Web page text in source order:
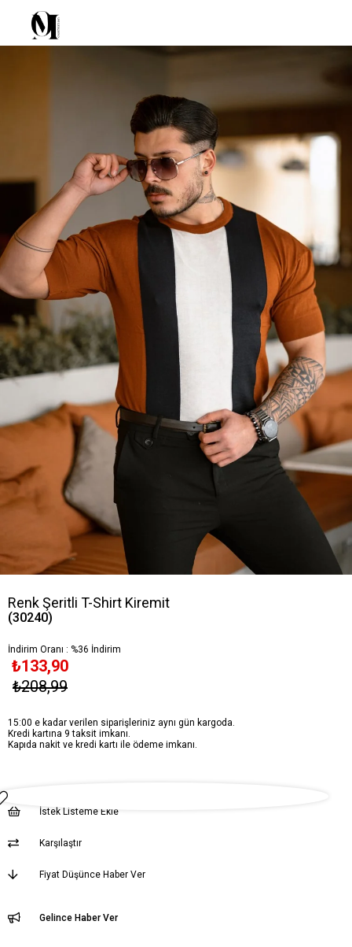
Renk Şeritli T-Shirt Kiremit
(30240)
İndirim Oranı : %36 İndirim
₺208,99
₺133,90
15:00 e kadar verilen siparişleriniz aynı gün kargoda.
Kredi kartına 9 taksit imkanı.
Kapıda nakit ve kredi kartı ile ödeme imkanı.
İstek Listeme Ekle
Karşılaştır
Fiyat Düşünce Haber Ver
Gelince Haber Ver